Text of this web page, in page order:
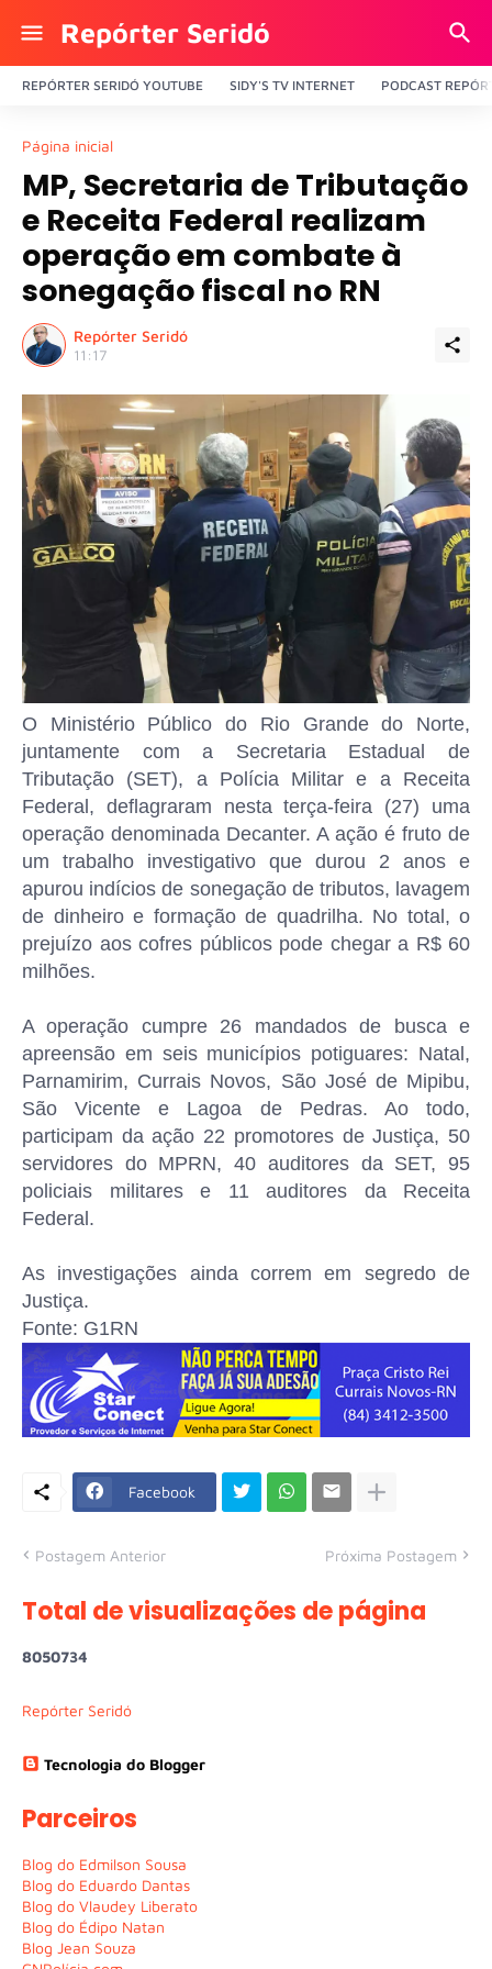
Repórter Seridó
REPÓRTER SERIDÓ YOUTUBE SIDY'S TV INTERNET PODCAST
Página inicial
MP, Secretaria de Tributação
e Receita Federal realizam
operação em combate à
sonegação fiscal no RN
Repórter Seridó
11:17
O Ministério Público do Rio Grande do Norte,
juntamente com a Secretaria Estadual de
Tributação (SET), a Polícia Militar e a Receita
Federal, deflagraram nesta terça-feira (27) uma
operação denominada Decanter. A ação é fruto de
um trabalho investigativo que durou 2 anos e
apurou indícios de sonegação de tributos, lavagem
de dinheiro e formação de quadrilha. No total, o
prejuízo aos cofres públicos pode chegar a R$ 60
milhões.
A operação cumpre 26 mandados de busca e
apreensão em seis municípios potiguares: Natal,
Parnamirim, Currais Novos, São José de Mipibu,
São Vicente e Lagoa de Pedras. Ao todo,
participam da ação 22 promotores de Justiça, 50
servidores do MPRN, 40 auditores da SET, 95
policiais militares e 11 auditores da Receita
Federal.
As investigações ainda correm em segredo de
Justiça.
Fonte: G1RN
Facebook
Postagem Anterior Próxima Postagem
Total de visualizações de página
8050734
Repórter Seridó
Tecnologia do Blogger
Parceiros
Blog do Edmilson Sousa
Blog do Eduardo Dantas
Blog do Vlaudey Liberato
Blog do Édipo Natan
Blog Jean Souza